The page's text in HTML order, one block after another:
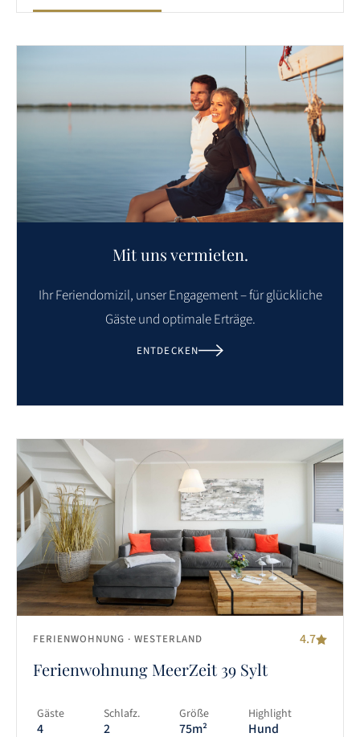
Mit uns vermieten.
Ihr Feriendomizil, unser Engagement – für glückliche
Gäste und optimale Erträge.
ENTDECKEN
FERIENWOHNUNG · WESTERLAND 4.7
Ferienwohnung MeerZeit 39 Sylt
Gäste
4
Schlafz.
2
Größe
75m²
Highlight
Hund